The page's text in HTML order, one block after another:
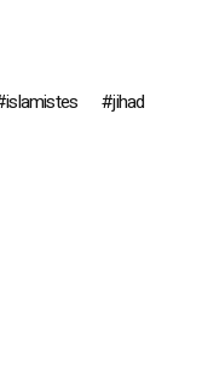
islamistes
jihad